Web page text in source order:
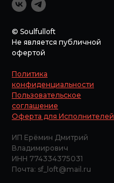
© Soulfulloft
Не является публичной
офертой
Политика
конфиденциальности
Пользовательское
соглашение
Оферта для Исполнителей
ИП Ерёмин Дмитрий
Владимирович
ИНН 774334375031
Почта: sf_loft@mail.ru